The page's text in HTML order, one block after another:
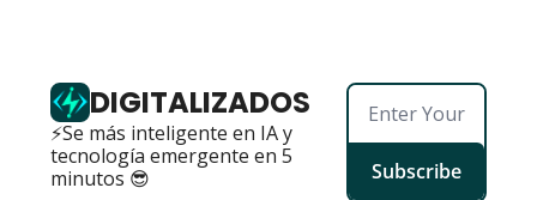
DIGITALIZADOS
⚡Se más inteligente en IA y
tecnología emergente en 5
minutos 😎
Subscribe